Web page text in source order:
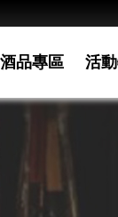
酒品專區 活